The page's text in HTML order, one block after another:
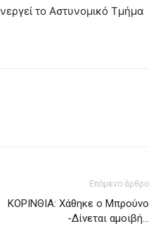
το Αστυνομικό Τμήμα
Επόμενο άρθρο
ΚΟΡΙΝΘΙΑ: Χάθηκε ο Μπρούνο
-Δίνεται αμοιβή…